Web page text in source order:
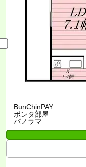
BunChinPAY
ポンタ部屋
パノラマ